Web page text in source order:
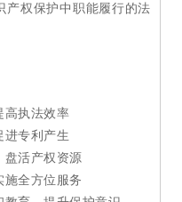
产权保护中职能履行的法
高执法效率
进专利产生
盘活产权资源
施全方位服务